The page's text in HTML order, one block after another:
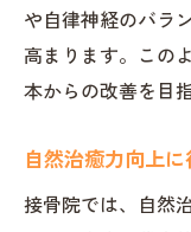
や自律神経のバラ
高まります。この
本からの改善を目
自然治癒力向上
接骨院では、自然